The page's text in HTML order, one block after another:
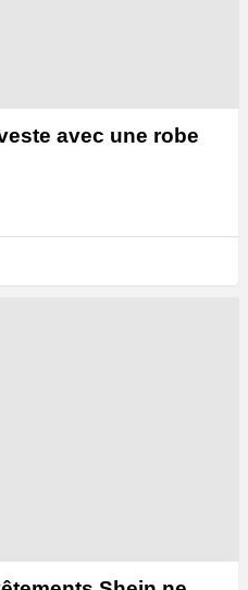
avec une robe